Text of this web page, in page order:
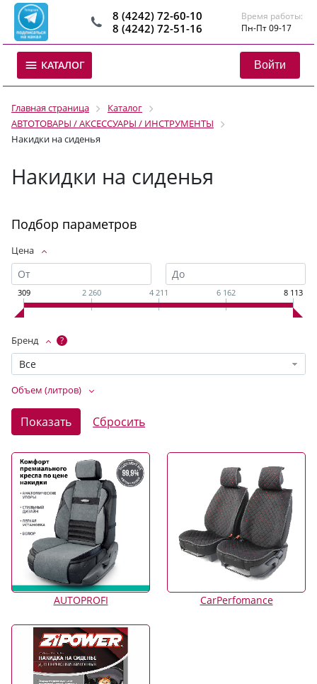
8 (4242) 72-60-10
8 (4242) 72-51-16
Время работы:
Пн-Пт 09-17
КАТАЛОГ Войти
Главная страница
Каталог
АВТОТОВАРЫ / АКСЕССУАРЫ / ИНСТРУМЕНТЫ
Накидки на сиденья
Накидки на сиденья
Подбор параметров
Цена
309 2 260 4 211 6 162 8 113
Бренд ?
Все
Объем (литров)
AUTOPROFI CarPerfomance